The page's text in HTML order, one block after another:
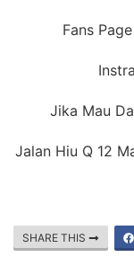
Fans
Jika Mau
Jalan Hiu Q 12
SHARE THIS